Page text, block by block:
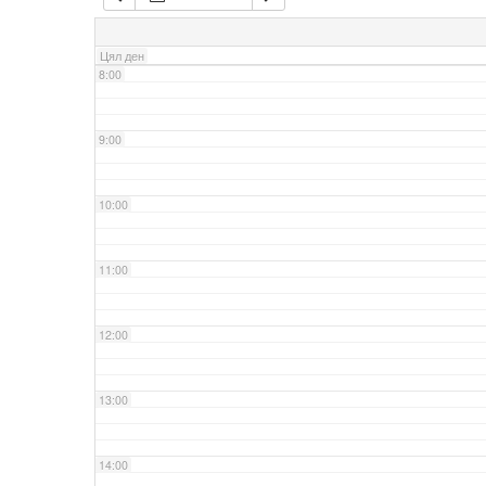
Цял ден
7:00
8:00
9:00
10:00
11:00
12:00
13:00
14:00